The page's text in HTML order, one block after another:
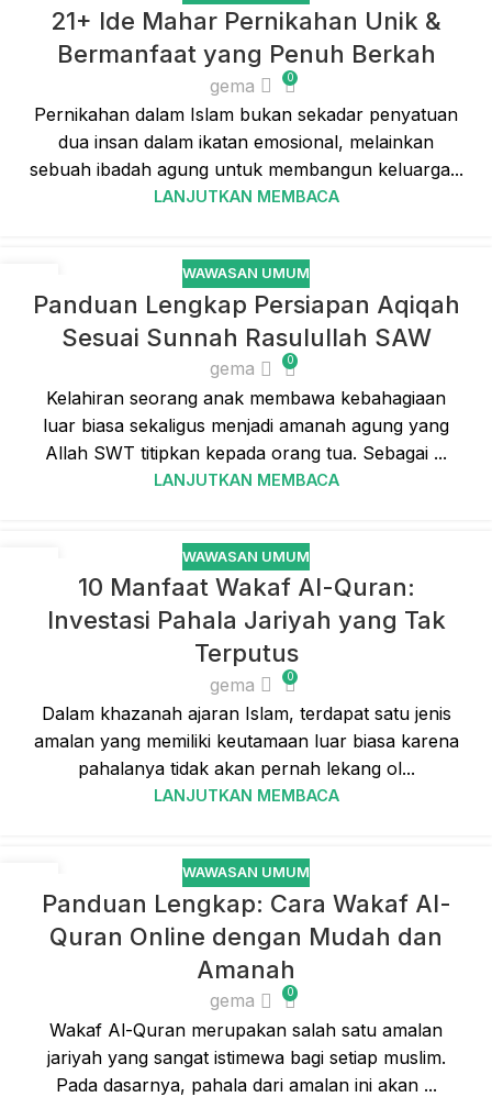
21+ Ide Mahar Pernikahan Unik &
Bermanfaat yang Penuh Berkah
gema 0
Pernikahan dalam Islam bukan sekadar penyatuan
dua insan dalam ikatan emosional, melainkan
sebuah ibadah agung untuk membangun keluarga...
LANJUTKAN MEMBACA
MAR
WAWASAN UMUM
Panduan Lengkap Persiapan Aqiqah
Sesuai Sunnah Rasulullah SAW
gema 0
Kelahiran seorang anak membawa kebahagiaan
luar biasa sekaligus menjadi amanah agung yang
Allah SWT titipkan kepada orang tua. Sebagai ...
LANJUTKAN MEMBACA
WAWASAN UMUM
10 Manfaat Wakaf Al-Quran:
Investasi Pahala Jariyah yang Tak
Terputus
gema 0
Dalam khazanah ajaran Islam, terdapat satu jenis
amalan yang memiliki keutamaan luar biasa karena
pahalanya tidak akan pernah lekang ol...
LANJUTKAN MEMBACA
WAWASAN UMUM
Panduan Lengkap: Cara Wakaf Al-
Quran Online dengan Mudah dan
Amanah
gema 0
Wakaf Al-Quran merupakan salah satu amalan
jariyah yang sangat istimewa bagi setiap muslim.
Pada dasarnya, pahala dari amalan ini akan ...